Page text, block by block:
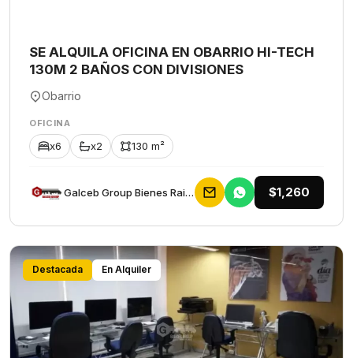
SE ALQUILA OFICINA EN OBARRIO HI-TECH
130M 2 BAÑOS CON DIVISIONES
Obarrio
OFICINA
x6 x2 130 m²
Galceb Group Bienes Raices $1,260
Destacada En Alquiler